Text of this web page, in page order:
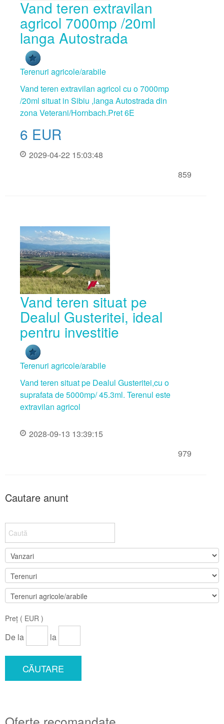
Vand teren extravilan
agricol 7000mp /20ml
langa Autostrada
Terenuri agricole/arabile
Vand teren extravilan agricol cu o 7000mp
/20ml situat in Sibiu ,langa Autostrada din
zona Veterani/Hornbach.Pret 6E
6 EUR
2029-04-22 15:03:48
859
Vand teren situat pe
Dealul Gusteritei, ideal
pentru investitie
Terenuri agricole/arabile
Vand teren situat pe Dealul Gusteritei,cu o
suprafata de 5000mp/ 45.3ml. Terenul este
extravilan agricol
2028-09-13 13:39:15
979
Cautare anunt
Preț ( EUR )
De la la
CĂUTARE
Contractul de inchiriere
Contractul de vanzare
Adeverinta asociatia de locatari